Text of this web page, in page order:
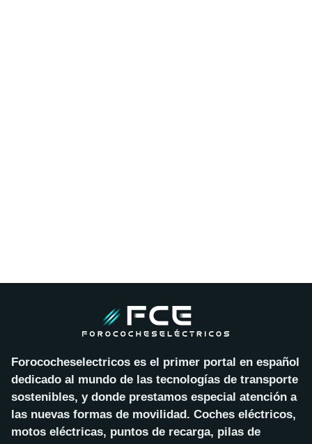
Forococheselectricos es el primer portal en español
dedicado al mundo de las tecnologías de transporte
sostenibles, y donde prestamos especial atención a
las nuevas formas de movilidad. Coches eléctricos,
motos eléctricas, puntos de recarga, pilas de